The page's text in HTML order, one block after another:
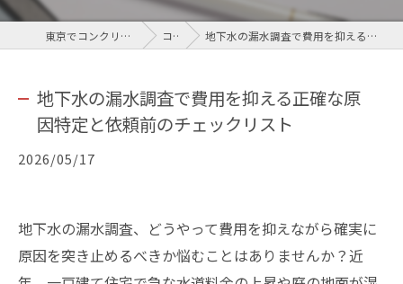
東京でコンクリートなら株式会社LIFIX コラム 地下水の漏水調査で費用を抑える正確な原因特定と依頼前のチェックリスト
地下水の漏水調査で費用を抑える正確な原
因特定と依頼前のチェックリスト
2026/05/17
地下水の漏水調査、どうやって費用を抑えながら確実に
原因を突き止めるべきか悩むことはありませんか？近